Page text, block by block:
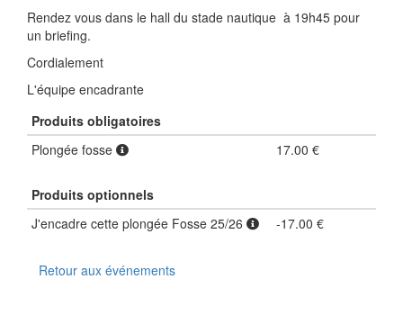
Rendez vous dans le hall du stade nautique à 19h45 pour
un briefing.
Cordialement
L'équipe encadrante
Produits obligatoires
Plongée fosse
17.00 €
Produits optionnels
J'encadre cette plongée Fosse 25/26
-17.00 €
Retour aux événements